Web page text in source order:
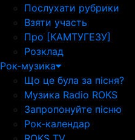
Послухати рубрики
Взяти участь
Про [КАМТУГЕЗУ]
Розклад
Рок-музика
Що це була за пісня?
Музика Radio ROKS
Запропонуйте пісню
Рок-календар